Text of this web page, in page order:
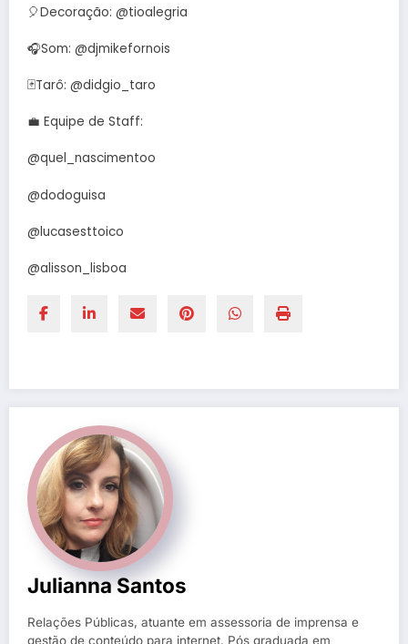
🎈Decoração: @tioalegria
🎧Som: @djmikefornois
🃏Tarô: @didgio_taro
💼 Equipe de Staff:
@quel_nascimentoo
@dodoguisa
@lucasesttoico
@alisson_lisboa
Julianna Santos
Relações Públicas, atuante em assessoria de imprensa e
gestão de conteúdo para internet. Pós graduada em